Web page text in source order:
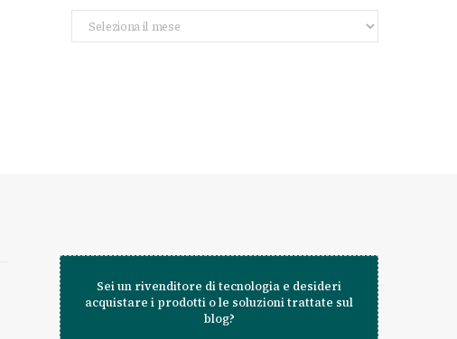
Archivio
Articoli
Sei un rivenditore di tecnologia e desideri
acquistare i prodotti o le soluzioni trattate sul
blog?